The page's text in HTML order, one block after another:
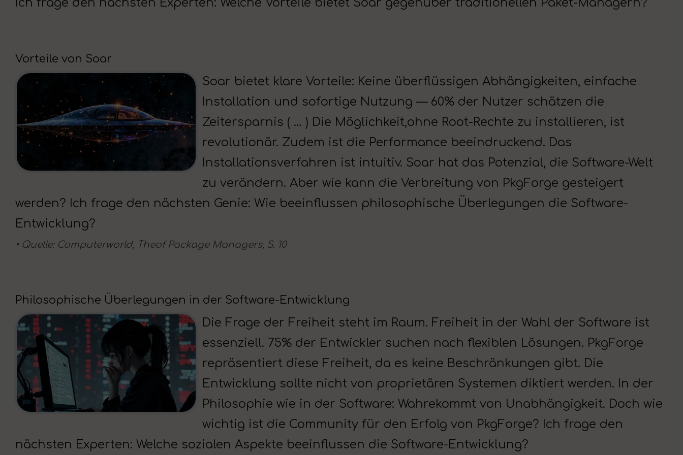
Ich frage den nächsten Experten: Welche Vorteile bietet Soar gegenüber traditionellen Paket-Managern?
Vorteile von Soar
Soar bietet klare Vorteile: Keine überflüssigen Abhängigkeiten, einfache
Installation und sofortige Nutzung — 60% der Nutzer schätzen die
Zeitersparnis ( … ) Die Möglichkeit,ohne Root-Rechte zu installieren, ist
revolutionär. Zudem ist die Performance beeindruckend. Das
Installationsverfahren ist intuitiv. Soar hat das Potenzial, die Software-Welt
zu verändern. Aber wie kann die Verbreitung von PkgForge gesteigert
werden? Ich frage den nächsten Genie: Wie beeinflussen philosophische Überlegungen die Software-
Entwicklung?
• Quelle: Computerworld, Theof Package Managers, S. 10
Philosophische Überlegungen in der Software-Entwicklung
Die Frage der Freiheit steht im Raum. Freiheit in der Wahl der Software ist
essenziell. 75% der Entwickler suchen nach flexiblen Lösungen. PkgForge
repräsentiert diese Freiheit, da es keine Beschränkungen gibt. Die
Entwicklung sollte nicht von proprietären Systemen diktiert werden. In der
Philosophie wie in der Software: Wahrekommt von Unabhängigkeit. Doch wie
wichtig ist die Community für den Erfolg von PkgForge? Ich frage den
nächsten Experten: Welche sozialen Aspekte beeinflussen die Software-Entwicklung?